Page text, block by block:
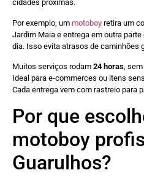
cidades próximas.
Por exemplo, um motoboy retira um
Jardim Maia e entrega em outra
dia. Isso evita atrasos de caminhões
Muitos serviços rodam 24 horas,
Ideal para e-commerces ou itens
Cada entrega vem com rastreio para
Por que
motoboy
Guarulhos?